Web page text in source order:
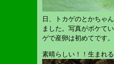
日、トカゲのとかちゃ
ました。写真がボケて
ゲで産卵は初めてです。
素晴らしい！！生まれ